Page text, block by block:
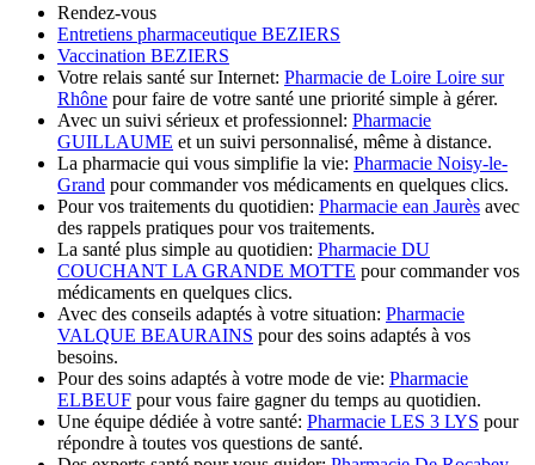
Rendez-vous
Entretiens pharmaceutique BEZIERS
Vaccination BEZIERS
Votre relais santé sur Internet: Pharmacie de Loire Loire sur
Rhône pour faire de votre santé une priorité simple à gérer.
Avec un suivi sérieux et professionnel: Pharmacie
GUILLAUME et un suivi personnalisé, même à distance.
La pharmacie qui vous simplifie la vie: Pharmacie Noisy-le-
Grand pour commander vos médicaments en quelques clics.
Pour vos traitements du quotidien: Pharmacie ean Jaurès avec
des rappels pratiques pour vos traitements.
La santé plus simple au quotidien: Pharmacie DU
COUCHANT LA GRANDE MOTTE pour commander vos
médicaments en quelques clics.
Avec des conseils adaptés à votre situation: Pharmacie
VALQUE BEAURAINS pour des soins adaptés à vos
besoins.
Pour des soins adaptés à votre mode de vie: Pharmacie
ELBEUF pour vous faire gagner du temps au quotidien.
Une équipe dédiée à votre santé: Pharmacie LES 3 LYS pour
répondre à toutes vos questions de santé.